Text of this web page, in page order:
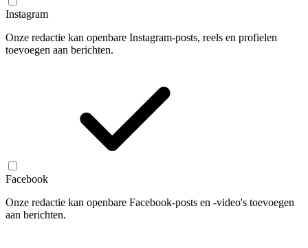
Instagram
Onze redactie kan openbare Instagram-posts, reels en profielen
toevoegen aan berichten.
Facebook
Onze redactie kan openbare Facebook-posts en -video's toevoegen
aan berichten.